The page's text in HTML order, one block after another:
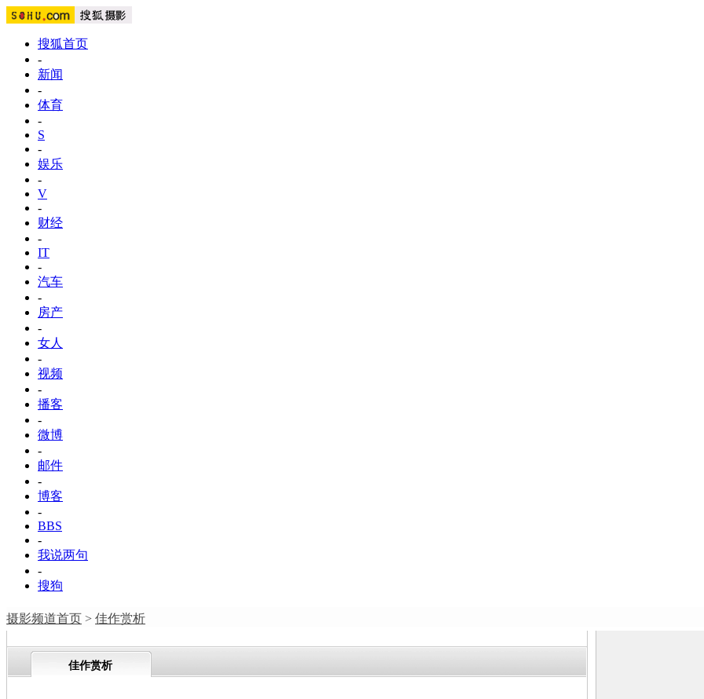
搜狐首页
-
新闻
-
体育
-
S
-
娱乐
-
V
-
财经
-
IT
-
汽车
-
房产
-
女人
-
视频
-
播客
-
微博
-
邮件
-
博客
-
BBS
-
我说两句
-
搜狗
摄影频道首页 > 佳作赏析
佳作赏析